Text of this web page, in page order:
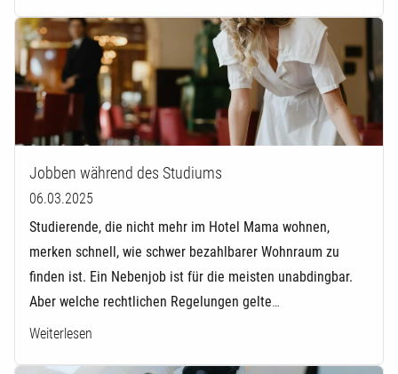
Jobben während des Studiums
06.03.2025
Studierende, die nicht mehr im Hotel Mama wohnen,
merken schnell, wie schwer bezahlbarer Wohnraum zu
finden ist. Ein Nebenjob ist für die meisten unabdingbar.
Aber welche rechtlichen Regelungen gelte…
Weiterlesen